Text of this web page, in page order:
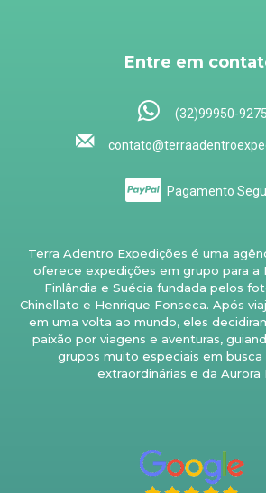
Entre em
(32)99950-9275
Pagamento
Terra Adentro Expedições é uma
oferece expedições em grupo para a
Finlândia e Suécia fundada pelos
Chinellato e Henrique Fonseca. Após
em uma volta ao mundo, eles
paixão por viagens e aventuras,
grupos muito especiais em busca
extraordinárias e da Aurora